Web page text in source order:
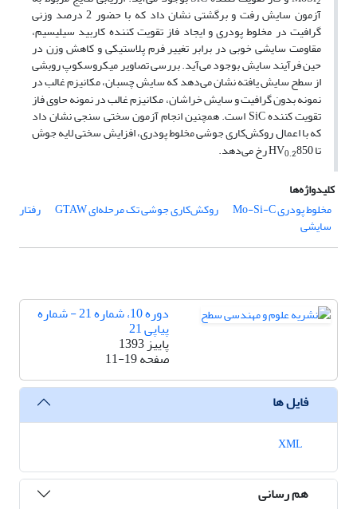
آزمون سایش رفت و برگشتی نشان داد که با حضور 2 درصد وزنی
گرافیت در مخلوط پودری و ایجاد فاز تقویت کننده کاربید سیلیسیم،
مقاومت سایشی خوبی در برابر تغییر فرم پلاستیکی و کاهش وزن در
حین فرآیند سایش بوجود می‌آید. بررسی تصاویر میکروسکوپ روبشی
از سطح سایش یافته نشان میدهد که سایش چسبان، مکانیزم غالب در
نمونه بدون گرافیت و سایش خراشان، مکانیزم غالب در نمونه حاوی فاز
تقویت کننده SiC است. همچنین انجام آزمون سختی سنجی نشان داد
که با اعمال روکشکاری جوشی مخلوط پودری، افزایش سختی لایه جوش
تا HV
0.2850 رخ می‌دهد.
کلیدواژه‌ها
مخلوط پودری Mo-Si-C
روکش‌کاری جوشی تک مرحله‌ای GTAW رفتار
سایشی
دوره 10، شماره 21 - شماره
پیاپی 21
پاییز 1393
صفحه11-19
فایل ها
هم رسانی